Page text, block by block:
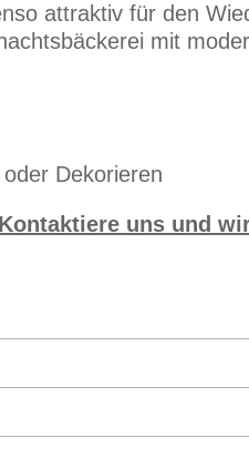
attraktiv für den
mit
Dekorieren
Kontaktiere uns und